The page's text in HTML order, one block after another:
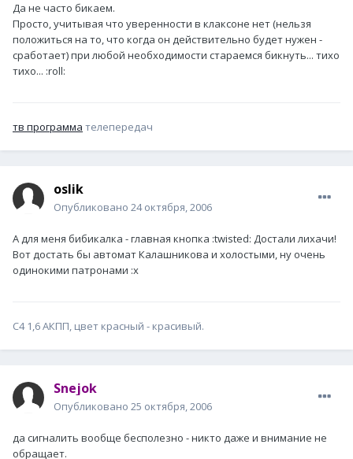
Да не часто бикаем.
Просто, учитывая что уверенности в клаксоне нет (нельзя
положиться на то, что когда он действительно будет нужен -
сработает) при любой необходимости стараемся бикнуть... тихо
тихо... :roll:
тв программа телепередач
oslik
Опубликовано 24 октября, 2006
А для меня бибикалка - главная кнопка :twisted: Достали лихачи!
Вот достать бы автомат Калашникова и холостыми, ну очень
одинокими патронами :x
С4 1,6 АКПП, цвет красный - красивый.
Snejok
Опубликовано 25 октября, 2006
да сигналить вообще бесполезно - никто даже и внимание не
обращает.